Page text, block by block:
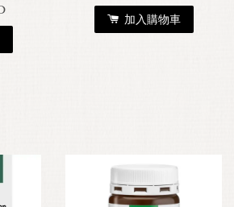
加入購物車